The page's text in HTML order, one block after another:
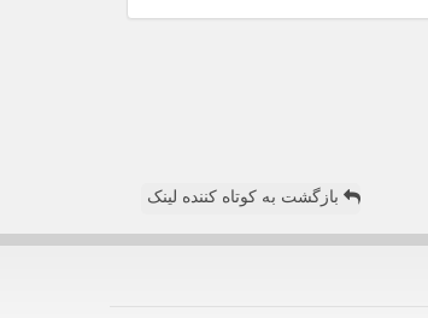
بازگشت به کوتاه کننده لینک